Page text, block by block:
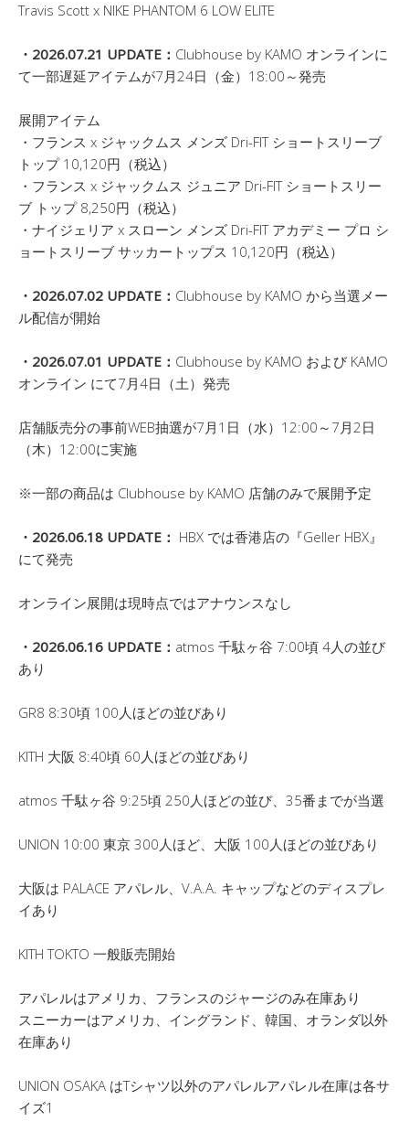
Travis Scott x NIKE PHANTOM 6 LOW ELITE
・2026.07.21 UPDATE： Clubhouse by KAMO オンラインに
て一部遅延アイテムが7月24日（金）18:00～発売
展開アイテム
・フランス x ジャックムス メンズ Dri-FIT ショートスリーブ
トップ 10,120円（税込）
・フランス x ジャックムス ジュニア Dri-FIT ショートスリー
ブ トップ 8,250円（税込）
・ナイジェリア x スローン メンズ Dri-FIT アカデミー プロ シ
ョートスリーブ サッカートップス 10,120円（税込）
・2026.07.02 UPDATE： Clubhouse by KAMO から当選メー
ル配信が開始
・2026.07.01 UPDATE： Clubhouse by KAMO および KAMO
オンライン にて7月4日（土）発売
店舗販売分の事前WEB抽選が7月1日（水）12:00～7月2日
（木）12:00に実施
※一部の商品は Clubhouse by KAMO 店舗のみで展開予定
・2026.06.18 UPDATE： HBX では香港店の『Geller HBX』
にて発売
オンライン展開は現時点ではアナウンスなし
・2026.06.16 UPDATE： atmos 千駄ヶ谷 7:00頃 4人の並び
あり
GR8 8:30頃 100人ほどの並びあり
KITH 大阪 8:40頃 60人ほどの並びあり
atmos 千駄ヶ谷 9:25頃 250人ほどの並び、35番までが当選
UNION 10:00 東京 300人ほど、大阪 100人ほどの並びあり
大阪は PALACE アパレル、V.A.A. キャップなどのディスプレ
イあり
KITH TOKTO 一般販売開始
アパレルはアメリカ、フランスのジャージのみ在庫あり
スニーカーはアメリカ、イングランド、韓国、オランダ以外
在庫あり
UNION OSAKA はTシャツ以外のアパレルアパレル在庫は各サ
イズ1